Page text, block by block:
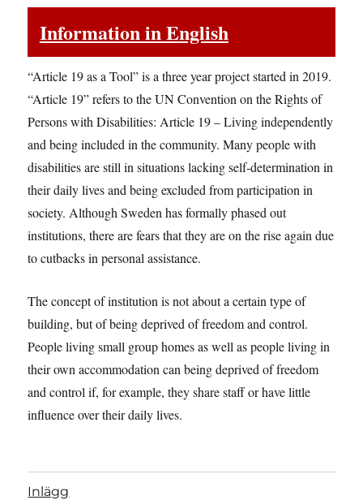
Information in English
“Article 19 as a Tool” is a three year project started in 2019.
“Article 19” refers to the UN Convention on the Rights of
Persons with Disabilities: Article 19 – Living independently
and being included in the community. Many people with
disabilities are still in situations lacking self-determination in
their daily lives and being excluded from participation in
society. Although Sweden has formally phased out
institutions, there are fears that they are on the rise again due
to cutbacks in personal assistance.
The concept of institution is not about a certain type of
building, but of being deprived of freedom and control.
People living small group homes as well as people living in
their own accommodation can being deprived of freedom
and control if, for example, they share staff or have little
influence over their daily lives.
Inlägg